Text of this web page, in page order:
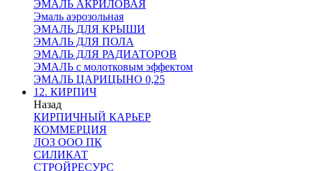
ЭМАЛЬ АКРИЛОВАЯ
Эмаль аэрозольная
ЭМАЛЬ ДЛЯ КРЫШИ
ЭМАЛЬ ДЛЯ ПОЛА
ЭМАЛЬ ДЛЯ РАДИАТОРОВ
ЭМАЛЬ с молотковым эффектом
ЭМАЛЬ ЦАРИЦЫНО 0,25
12. КИРПИЧ
Назад
КИРПИЧНЫЙ КАРЬЕР
КОММЕРЦИЯ
ЛОЗ ООО ПК
СИЛИКАТ
СТРОЙРЕСУРС